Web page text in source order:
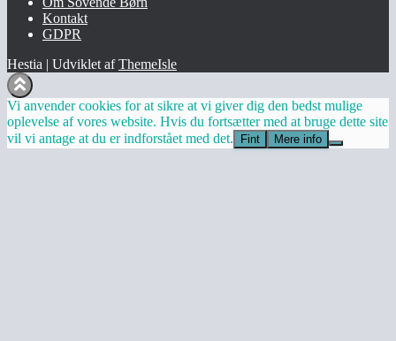
Kontakt
GDPR
Hestia | Udviklet afThemeIsle
Vi anvender cookies for at sikre at vi giver dig den bedst mulige
oplevelse af vores website. Hvis du fortsætter med at bruge dette site
vil vi antage at du er indforstået med det.
Fint Mere info